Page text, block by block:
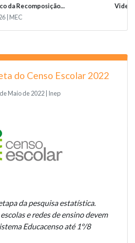
abordar o papel da educaçã...
de 2026 | Undime
do Censo Escolar 2022
Maio de 2022 | Inep
da pesquisa estatística.
e redes de ensino devem
Educacenso até 1º/8